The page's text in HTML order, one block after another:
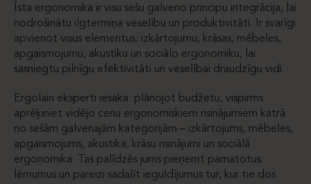
Īsta ergonomika ir visu sešu galveno principu integrācija, lai
nodrošinātu ilgtermiņa veselību un produktivitāti. Ir svarīgi
apvienot visus elementus: izkārtojumu, krāsas, mēbeles,
apgaismojumu, akustiku un sociālo ergonomiku, lai
sasniegtu pilnīgu efektivitāti un veselībai draudzīgu vidi.
Ergolain eksperti iesaka: plānojot budžetu, vispirms
aprēķiniet vidējo cenu ergonomiskiem risinājumiem katrā
no sešām galvenajām kategorijām – izkārtojums, mēbeles,
apgaismojums, akustika, krāsu risinājumi un sociālā
ergonomika. Tas palīdzēs jums pieņemt pamatotus
lēmumus un pareizi sadalīt ieguldījumus tur, kur tie dos